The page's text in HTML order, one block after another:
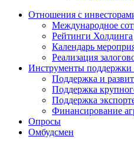
Отношения с
Международное
Рейтинги Холдинга
Календарь
Реализация
Инструменты поддержки
Поддержка и
Поддержка
Поддержка
Финансирование
Опросы
Омбудсмен